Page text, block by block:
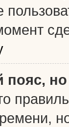
пояс,